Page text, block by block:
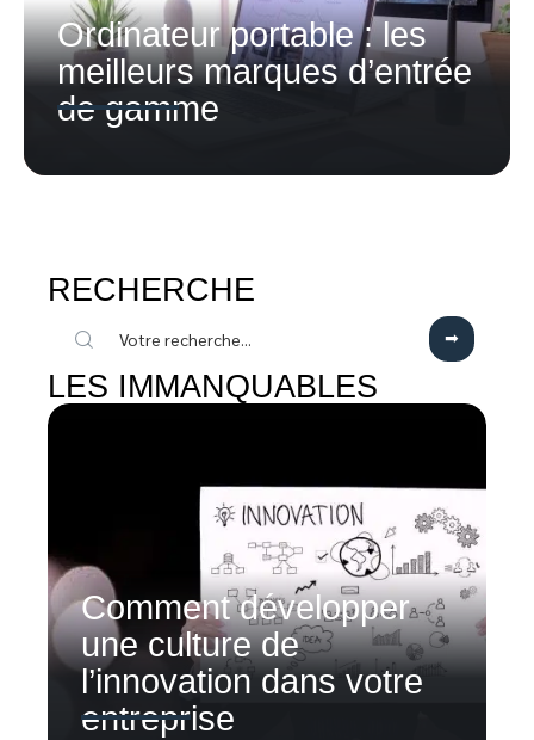
Ordinateur portable : les
meilleurs marques d’entrée
de gamme
RECHERCHE
LES IMMANQUABLES
Comment développer
une culture de
l’innovation dans votre
entreprise